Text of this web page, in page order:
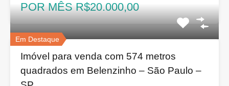
POR MÊS R$20.000,00
Em Destaque
Imóvel para venda com 574 metros
quadrados em Belenzinho – São Paulo –